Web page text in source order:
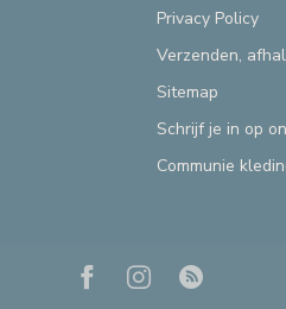
Privacy Policy
Verzenden,
Sitemap
Schrijf je in op
Communie